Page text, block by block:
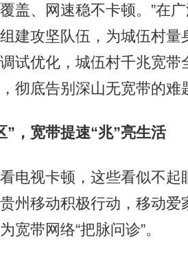
盖、网速稳不卡顿。”在
建攻坚队伍，为城伍村
试优化，城伍村千兆宽
彻底告别深山无宽带的难
”，宽带提速“兆”亮生活
视卡顿，这些看似不起
州移动积极行动，移动爱
宽带网络“把脉问诊”。